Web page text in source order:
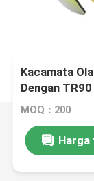
Kacamata
Dengan
MOQ：200